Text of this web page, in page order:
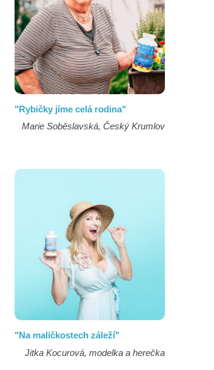
"Rybičky jíme celá rodina"
Marie Soběslavská, Český Krumlov
"Na maličkostech záleží"
Jitka Kocurová, modelka a herečka